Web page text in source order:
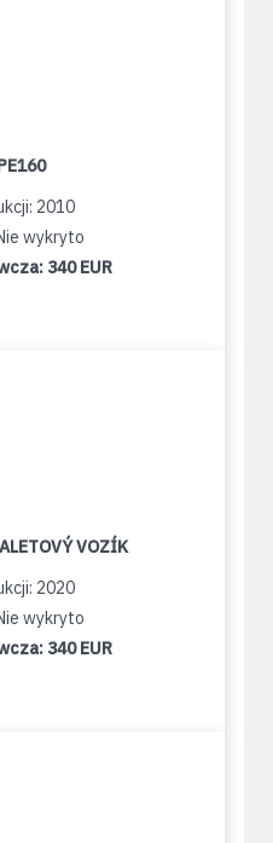
2010
wykryto
340 EUR
VOZÍK
2020
wykryto
340 EUR